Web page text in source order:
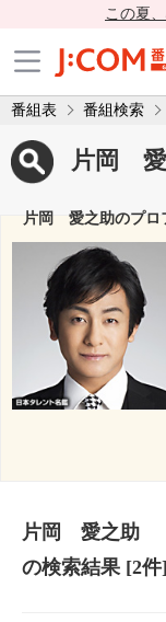
この夏
番組表 番組検索
片岡 愛
片岡 愛之助のプロ
片岡 愛之助
の検索結果[2件]